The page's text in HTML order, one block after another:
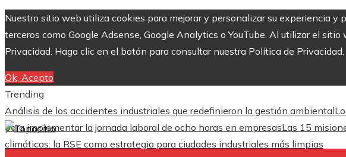
Nuestro sitio web utiliza cookies para mejorar y personalizar su experiencia
terceros como Google Adsense, Google Analytics o YouTube. Al utilizar el
Privacidad. Haga clic en el botón para consultar nuestra Política de Privacidad.
Ok, Acepto
Trending
Análisis de los accidentes industriales que redefinieron la gestión ambiental
para implementar la jornada laboral de ocho horas en empresasLas 15
climáticas: la RSE como estrategia para ciudades industriales más limpias